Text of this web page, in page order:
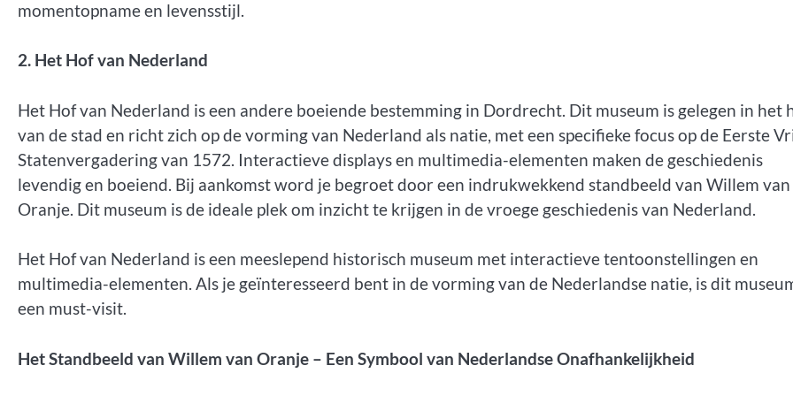
momentopname en levensstijl.
2. Het Hof van Nederland
Het Hof van Nederland is een andere boeiende bestemming in Dordrecht. Dit museum is gelegen in het
van de stad en richt zich op de vorming van Nederland als natie, met een specifieke focus op de Eerste
Statenvergadering van 1572. Interactieve displays en multimedia-elementen maken de geschiedenis
levendig en boeiend. Bij aankomst word je begroet door een indrukwekkend standbeeld van Willem van
Oranje. Dit museum is de ideale plek om inzicht te krijgen in de vroege geschiedenis van Nederland.
Het Hof van Nederland is een meeslepend historisch museum met interactieve tentoonstellingen en
multimedia-elementen. Als je geïnteresseerd bent in de vorming van de Nederlandse natie, is dit
een must-visit.
Het Standbeeld van Willem van Oranje – Een Symbool van Nederlandse Onafhankelijkheid